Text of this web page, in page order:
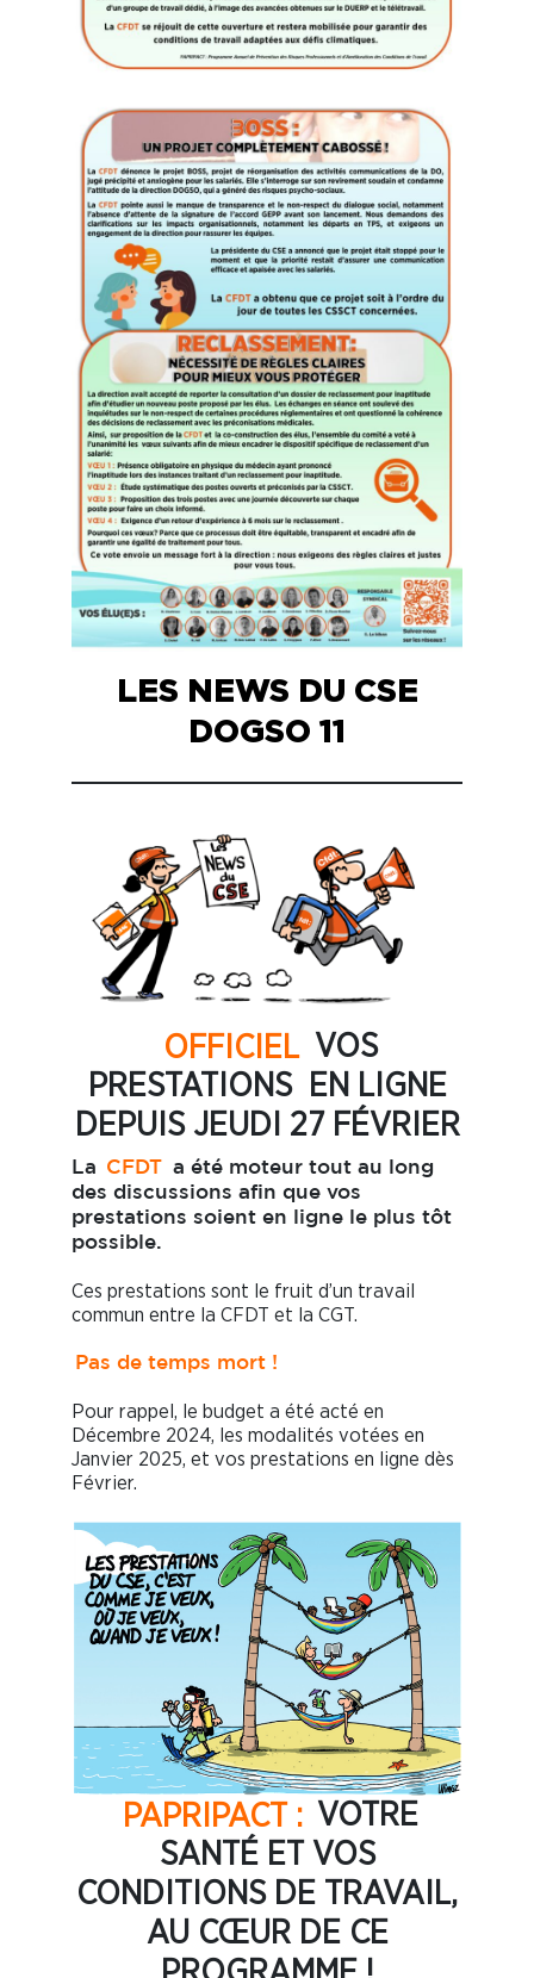
LES NEWS DU CSE
DOGSO 11
OFFICIEL VOS
PRESTATIONS EN LIGNE
DEPUIS JEUDI 27 FÉVRIER
La CFDT
a été moteur tout au long
des discussions afin que vos
prestations soient en ligne le plus tôt
possible.
Ces prestations sont le fruit d’un travail
commun entre la CFDT et la CGT.
Pas de temps mort !
Pour rappel, le budget a été acté en
Décembre 2024, les modalités votées en
Janvier 2025, et vos prestations en ligne dès
Février.
PAPRIPACT : VOTRE
SANTÉ ET VOS
CONDITIONS DE TRAVAIL,
AU CŒUR DE CE